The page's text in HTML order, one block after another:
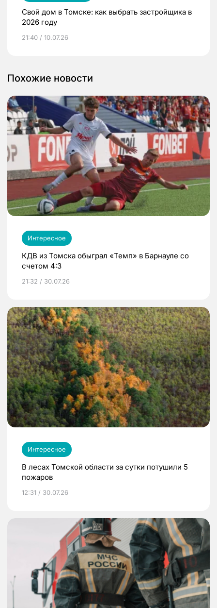
Свой дом в Томске: как выбрать застройщика в
2026 году
21:40 / 10.07.26
Похожие новости
Интересное
КДВ из Томска обыграл «Темп» в Барнауле со
счетом 4:3
21:32 / 30.07.26
Интересное
В лесах Томской области за сутки потушили 5
пожаров
12:31 / 30.07.26